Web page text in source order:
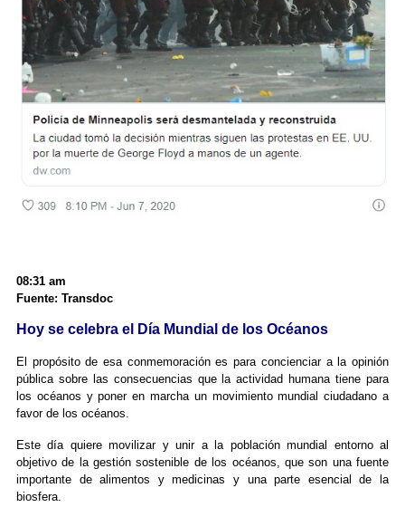
08:31 am
Fuente: Transdoc
Hoy se celebra el Día Mundial de los Océanos
El propósito de esa conmemoración es para concienciar a la opinión
pública sobre las consecuencias que la actividad humana tiene para
los océanos y poner en marcha un movimiento mundial ciudadano a
favor de los océanos.
Este día quiere movilizar y unir a la población mundial entorno al
objetivo de la gestión sostenible de los océanos, que son una fuente
importante de alimentos y medicinas y una parte esencial de la
biosfera.